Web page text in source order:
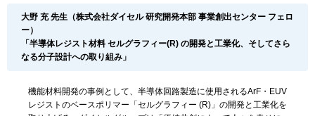
大野 充 先生（株式会社ダイセル 研究開発本部 事業創出センター フェロ
ー）
「半導体レジスト材料 セルグラフィー(R) の開発と工業化、そしてさら
なる分子設計への取り組み」
機能材料開発の事例として、半導体回路製造に使用されるArF・EUV
レジストのベースポリマー「セルグラフィー (R)」の開発と工業化を